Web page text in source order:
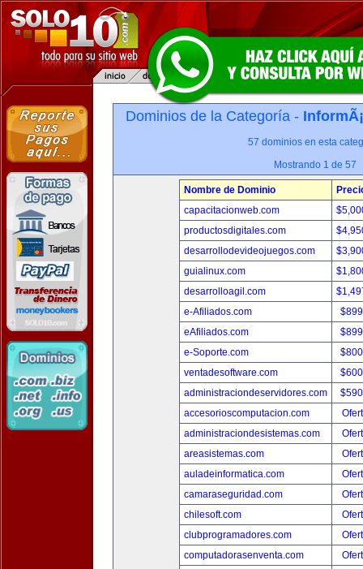
Dominios de la Categoría -
57 dominios en esta
Mostrando 1 de 57
Nombre de Dominio
capacitacionweb.com
productosdigitales.com
desarrollodevideojuegos.com
guialinux.com
desarrolloagil.com
e-Afiliados.com
eAfiliados.com
e-Soporte.com
ventadesoftware.com
administraciondeservidores.com
accesorioscomputacion.com
administraciondesistemas.com
areasistemas.com
auladeinformatica.com
camaraseguridad.com
chilesoft.com
clubprogramadores.com
computadorasenventa.com